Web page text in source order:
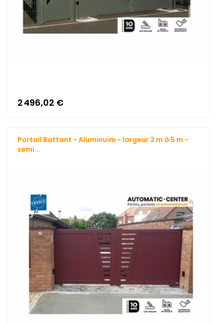
2 496,02 €
Portail Battant - Aluminuim - largeur 3 m à 5 m -
semi...